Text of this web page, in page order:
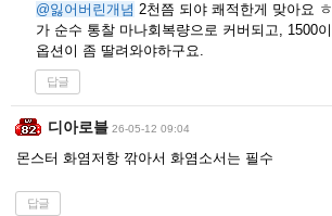
@잃어버린개념 2천쯤 되야 쾌적한게 맞아요
가 순수 통찰 마나회복량으로 커버되고, 1500
옵션이 좀 딸려와야하구요.
답글
디아로블 26-05-12 09:04
몬스터 화염저항 깎아서 화염소서는 필수
답글